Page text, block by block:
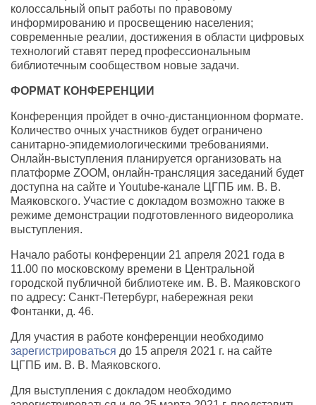
колоссальный опыт работы по правовому
информированию и просвещению населения;
современные реалии, достижения в области цифровых
технологий ставят перед профессиональным
библиотечным сообществом новые задачи.
ФОРМАТ КОНФЕРЕНЦИИ
Конференция пройдет в очно-дистанционном формате.
Количество очных участников будет ограничено
санитарно-эпидемиологическими требованиями.
Онлайн-выступления планируется организовать на
платформе ZOOM, онлайн-трансляция заседаний будет
доступна на сайте и Youtube-канале ЦГПБ им. В. В.
Маяковского. Участие с докладом возможно также в
режиме демонстрации подготовленного видеоролика
выступления.
Начало работы конференции 21 апреля 2021 года в
11.00 по московскому времени в Центральной
городской публичной библиотеке им. В. В. Маяковского
по адресу: Санкт-Петербург, набережная реки
Фонтанки, д. 46.
Для участия в работе конференции необходимо
зарегистрироваться до 15 апреля 2021 г. на сайте
ЦГПБ им. В. В. Маяковского.
Для выступления с докладом необходимо